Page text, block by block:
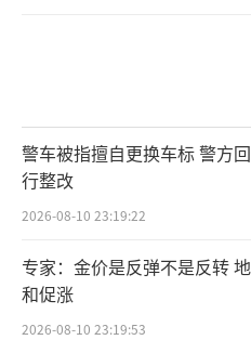
警车被指擅自更换车标 警方
行整改
2026-08-10 23:19:22
专家：金价是反弹不是反转
和促涨
2026-08-10 23:19:53